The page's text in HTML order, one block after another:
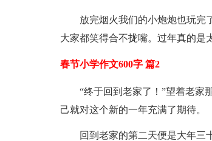
放完烟火我们的小炮炮也玩完
大家都笑得合不拢嘴。过年真的是
春节小学作文600字 篇2
“终于回到老家了！”望着老家
己就对这个新的一年充满了期待。
回到老家的第二天便是大年三